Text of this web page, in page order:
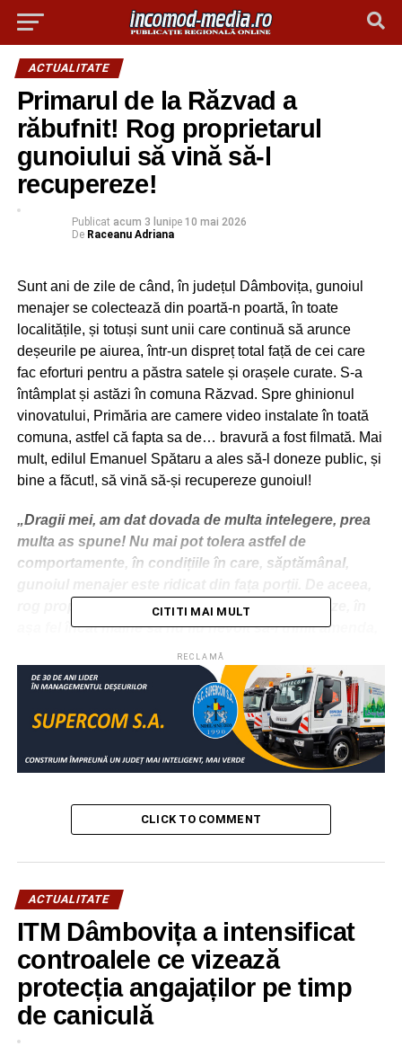
ACTUALITATE
Primarul de la Răzvad a
răbufnit! Rog proprietarul
gunoiului să vină să-l
recupereze!
Publicat acum 3 lunipe 10 mai 2026
De Raceanu Adriana
Sunt ani de zile de când, în județul Dâmbovița, gunoiul
menajer se colectează din poartă-n poartă, în toate
localitățile, și totuși sunt unii care continuă să arunce
deșeurile pe aiurea, într-un dispreț total față de cei care
fac eforturi pentru a păstra satele și orașele curate. S-a
întâmplat și astăzi în comuna Răzvad. Spre ghinionul
vinovatului, Primăria are camere video instalate în toată
comuna, astfel că fapta sa de… bravură a fost filmată. Mai
mult, edilul Emanuel Spătaru a ales să-l doneze public, și
bine a făcut!, să vină să-și recupereze gunoiul!
„Dragii mei, am dat dovada de multa intelegere, prea
multa as spune! Nu mai pot tolera astfel de
comportamente, în condițiile în care, săptămânal,
rog propietarul gunoiului să vină să-l recupereze, în
așa fel încât mâine să nu fiu nevoit să-i trimit amenda,
cât și gunoiul”, a scris primarul Emanuel Spătaru, pe
pagina sa de Facebook, unde a postat și materialul
video.
UPDATE: Persoana vizată a răspuns apelului
primarului și a curățat zona.
fotografie cu zona respectivă igienizată, cerându-și scuze!
Am apreciat sinceritatea, însă sper ca astfel de întâmplări
primarul Emanuel Spătaru.
Urmărește Incomod Media și pe Google News
RECLAMA
CITITI MAI MULT
RECLAMĂ
CLICK TO COMMENT
ACTUALITATE
ITM Dâmbovița a intensificat
controalele ce vizează
protecția angajaților pe timp
de caniculă